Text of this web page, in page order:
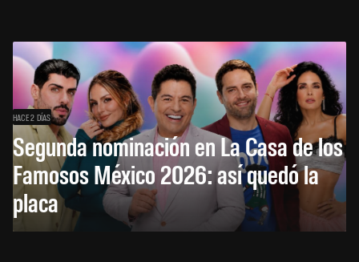
HACE 2 DÍAS
Segunda nominación en La Casa de los
Famosos México 2026: así quedó la
placa